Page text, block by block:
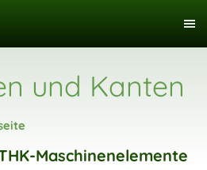
und Kanten
Maschinenelemente